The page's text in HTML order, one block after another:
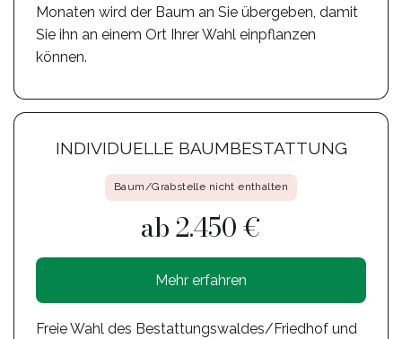
Monaten wird der Baum an Sie übergeben, damit
Sie ihn an einem Ort Ihrer Wahl einpflanzen
können.
INDIVIDUELLE BAUMBESTATTUNG
Baum/Grabstelle nicht enthalten
ab 2.450 €
Mehr erfahren
Freie Wahl des Bestattungswaldes/Friedhof und